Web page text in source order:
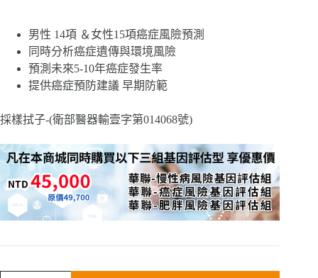
男性 14項 ＆女性15項癌症風險預測
同時分析癌症遺傳與環境風險
預測未來5-10年癌症發生率
提供癌症預防建議 早期防範
採樣拭子-(衛部醫器輸壹字第014068號)